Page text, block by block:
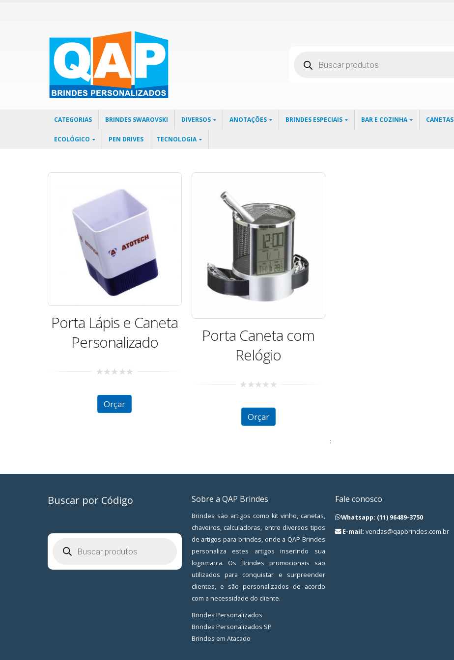
produtos
CATEGORIAS BRINDES SWAROVSKI DIVERSOS ANOTAÇÕES BRINDES ESPECIAIS BAR E COZINHA CANETAS
ECOLÓGICO PEN DRIVES TECNOLOGIA
Porta Lápis e Caneta
Personalizado
of
Orçar
Porta Caneta com
Relógio
of
Orçar
:
Buscar por Código
produtos
Sobre a QAP Brindes
Brindes são artigos como kit vinho, canetas,
chaveiros, calculadoras, entre diversos tipos
de artigos para brindes, onde a QAP Brindes
personaliza estes artigos inserindo sua
logomarca. Os Brindes promocionais são
utilizados para conquistar e surpreender
clientes, e são personalizados de acordo
com a necessidade do cliente.
Brindes Personalizados
Brindes Personalizados SP
Brindes em Atacado
Fale conosco
Whatsapp: (11) 96489-3750
E-mail: vendas@qapbrindes.com.br